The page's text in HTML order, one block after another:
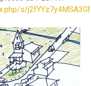
s/j2fYYz7y4MSA3Gf